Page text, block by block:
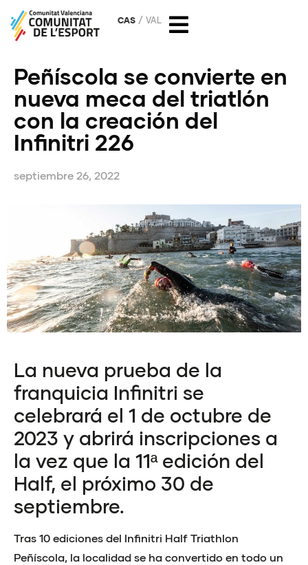
CAS VAL
Peñíscola se convierte en
nueva meca del triatlón
con la creación del
Infinitri 226
septiembre 26, 2022
La nueva prueba de la
franquicia Infinitri se
celebrará el 1 de octubre de
2023 y abrirá inscripciones a
la vez que la 11ª edición del
Half, el próximo 30 de
septiembre.
Tras 10 ediciones del Infinitri Half Triathlon
Peñíscola, la localidad se ha convertido en todo un